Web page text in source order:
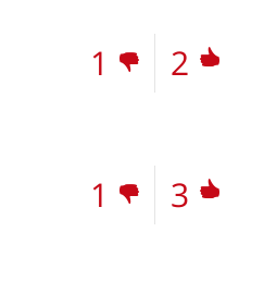
2
1
3
1